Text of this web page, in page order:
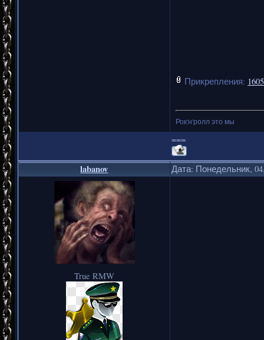
Прикрепления:
Рок'н'ролл это мы
===
labanov Дата: Понедельник,
True RMW